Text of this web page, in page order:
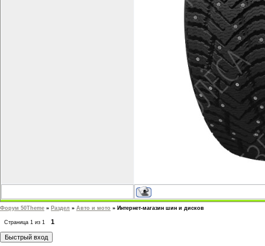
Форум 50Theme » Раздел » Авто и мото » Интернет-магазин шин и дисков
Страница 1 из 1 1